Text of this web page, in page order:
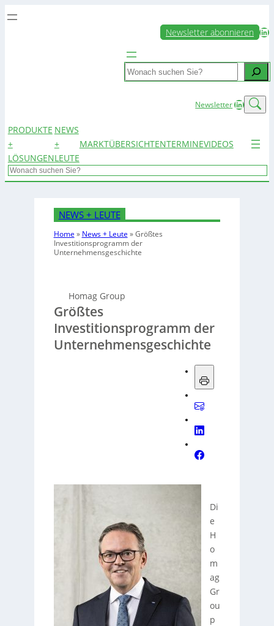
Newsletter abonnieren LinkedIn
Search
NewsletterLinkedIn
PRODUKTE
+
LÖSUNGEN
NEWS
+
LEUTE
MARKTÜBERSICHTENTERMINEVIDEOS
Search
NEWS + LEUTE
Home » News + Leute »Größtes
Investitionsprogramm der
Unternehmensgeschichte
Homag Group
Größtes
Investitionsprogramm der
Unternehmensgeschichte
Di
e
H
o
m
ag
Gr
ou
p